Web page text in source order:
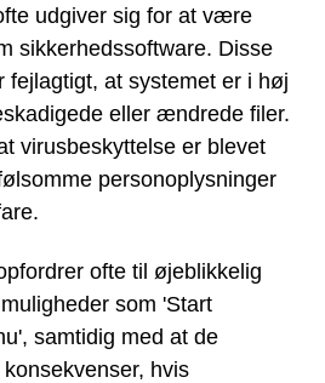
udgiver sig for at være
sikkerhedssoftware. Disse
at systemet er i høj
eller ændrede filer.
virusbeskyttelse er blevet
personoplysninger
ofte til øjeblikkelig
som 'Start
samtidig med at de
hvis